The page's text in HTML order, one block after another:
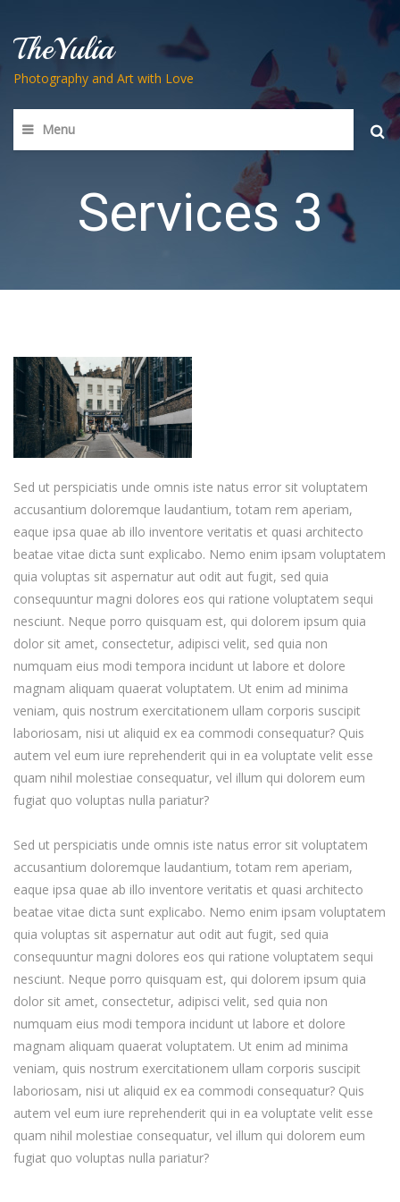
TheYulia
Photography and Art with Love
Menu
Services 3
Sed ut perspiciatis unde omnis iste natus error sit voluptatem
accusantium doloremque laudantium, totam rem aperiam,
eaque ipsa quae ab illo inventore veritatis et quasi architecto
beatae vitae dicta sunt explicabo. Nemo enim ipsam voluptatem
quia voluptas sit aspernatur aut odit aut fugit, sed quia
consequuntur magni dolores eos qui ratione voluptatem sequi
nesciunt. Neque porro quisquam est, qui dolorem ipsum quia
dolor sit amet, consectetur, adipisci velit, sed quia non
numquam eius modi tempora incidunt ut labore et dolore
magnam aliquam quaerat voluptatem. Ut enim ad minima
veniam, quis nostrum exercitationem ullam corporis suscipit
laboriosam, nisi ut aliquid ex ea commodi consequatur? Quis
autem vel eum iure reprehenderit qui in ea voluptate velit esse
quam nihil molestiae consequatur, vel illum qui dolorem eum
fugiat quo voluptas nulla pariatur?
Sed ut perspiciatis unde omnis iste natus error sit voluptatem
accusantium doloremque laudantium, totam rem aperiam,
eaque ipsa quae ab illo inventore veritatis et quasi architecto
beatae vitae dicta sunt explicabo. Nemo enim ipsam voluptatem
quia voluptas sit aspernatur aut odit aut fugit, sed quia
consequuntur magni dolores eos qui ratione voluptatem sequi
nesciunt. Neque porro quisquam est, qui dolorem ipsum quia
dolor sit amet, consectetur, adipisci velit, sed quia non
numquam eius modi tempora incidunt ut labore et dolore
magnam aliquam quaerat voluptatem. Ut enim ad minima
veniam, quis nostrum exercitationem ullam corporis suscipit
laboriosam, nisi ut aliquid ex ea commodi consequatur? Quis
autem vel eum iure reprehenderit qui in ea voluptate velit esse
quam nihil molestiae consequatur, vel illum qui dolorem eum
fugiat quo voluptas nulla pariatur?